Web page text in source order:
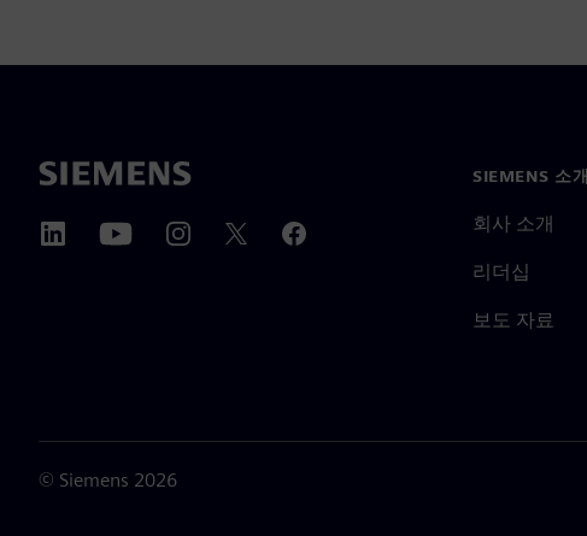
SIEMENS 소개
회사 소개
리더십
보도 자료
© Siemens 2026